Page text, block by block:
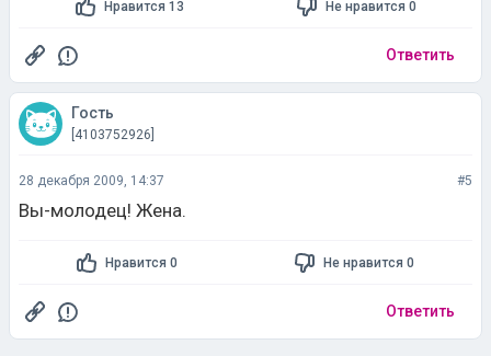
Нравится 13 Не нравится 0
Ответить
Гость
[4103752926]
28 декабря 2009, 14:37 #5
Вы-молодец! Жена.
Нравится 0 Не нравится 0
Ответить